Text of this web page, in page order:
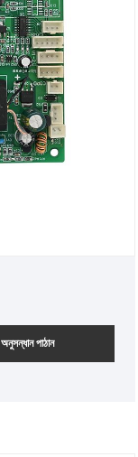
অনুসন্ধান পাঠান